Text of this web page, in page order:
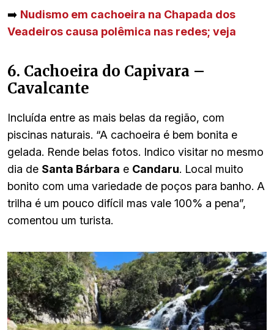
➡️ Nudismo em cachoeira na Chapada dos
Veadeiros causa polêmica nas redes; veja
6. Cachoeira do Capivara –
Cavalcante
Incluída entre as mais belas da região, com
piscinas naturais. “A cachoeira é bem bonita e
gelada. Rende belas fotos. Indico visitar no mesmo
dia de Santa Bárbara e Candaru. Local muito
bonito com uma variedade de poços para banho. A
trilha é um pouco difícil mas vale 100% a pena”,
comentou um turista.